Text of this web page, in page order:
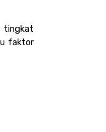
faktor